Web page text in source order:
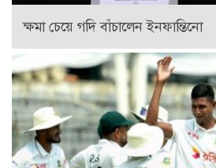
ক্ষমা চেয়ে গদি বাঁচালেন ইনফান্তিনো